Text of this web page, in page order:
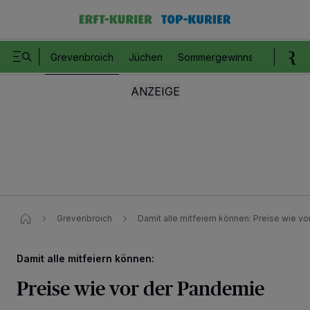
Grevenbroich Jüchen Sommergewinnspiel
Grevenbroich Damit alle mitfeiern können:​ Preise wie
Damit alle mitfeiern können:
Preise wie vor der Pandemie